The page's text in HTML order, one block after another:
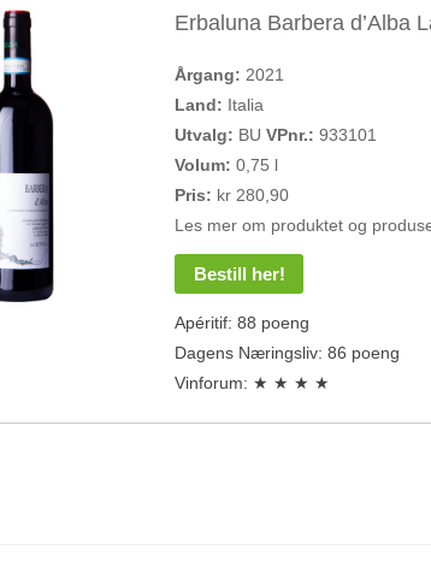
Erbaluna Barbera d’Alba
Årgang: 2021
Land: Italia
Utvalg: BUVPnr.:933101
Volum:0,75 l
Pris: kr 280,90
Les mer om produktet og
Bestill her!
Apéritif: 88 poeng
Dagens Næringsliv: 86 poeng
Vinforum: ★ ★ ★ ★